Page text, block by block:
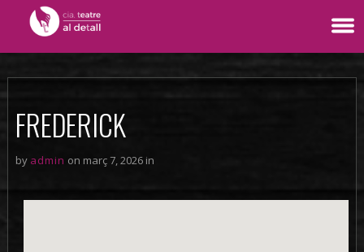
FREDERICK
by admin on març 7, 2026 in